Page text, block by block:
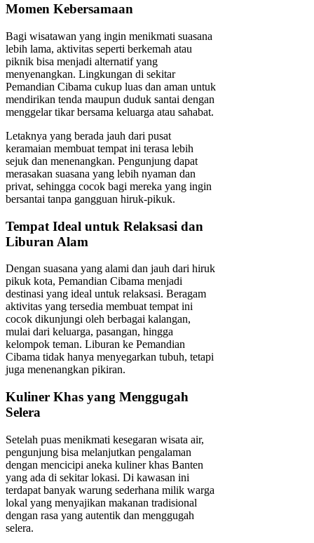
Momen Kebersamaan
Bagi wisatawan yang ingin menikmati suasana
lebih lama, aktivitas seperti berkemah atau
piknik bisa menjadi alternatif yang
menyenangkan. Lingkungan di sekitar
Pemandian Cibama cukup luas dan aman untuk
mendirikan tenda maupun duduk santai dengan
menggelar tikar bersama keluarga atau sahabat.
Letaknya yang berada jauh dari pusat
keramaian membuat tempat ini terasa lebih
sejuk dan menenangkan. Pengunjung dapat
merasakan suasana yang lebih nyaman dan
privat, sehingga cocok bagi mereka yang ingin
bersantai tanpa gangguan hiruk-pikuk.
Tempat Ideal untuk Relaksasi dan
Liburan Alam
Dengan suasana yang alami dan jauh dari hiruk
pikuk kota, Pemandian Cibama menjadi
destinasi yang ideal untuk relaksasi. Beragam
aktivitas yang tersedia membuat tempat ini
cocok dikunjungi oleh berbagai kalangan,
mulai dari keluarga, pasangan, hingga
kelompok teman. Liburan ke Pemandian
Cibama tidak hanya menyegarkan tubuh, tetapi
juga menenangkan pikiran.
Kuliner Khas yang Menggugah
Selera
Setelah puas menikmati kesegaran wisata air,
pengunjung bisa melanjutkan pengalaman
dengan mencicipi aneka kuliner khas Banten
yang ada di sekitar lokasi. Di kawasan ini
terdapat banyak warung sederhana milik warga
lokal yang menyajikan makanan tradisional
dengan rasa yang autentik dan menggugah
selera.